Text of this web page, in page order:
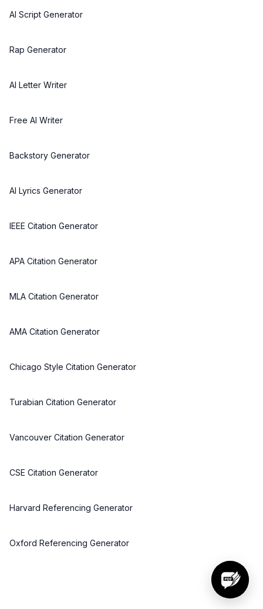
AI Script Generator
Rap Generator
AI Letter Writer
Free AI Writer
Backstory Generator
AI Lyrics Generator
IEEE Citation Generator
APA Citation Generator
MLA Citation Generator
AMA Citation Generator
Chicago Style Citation Generator
Turabian Citation Generator
Vancouver Citation Generator
CSE Citation Generator
Harvard Referencing Generator
Oxford Referencing Generator